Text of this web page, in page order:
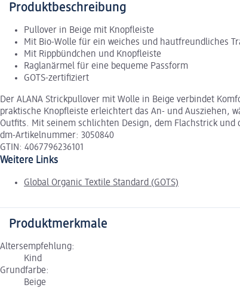
Produktbeschreibung
Pullover in Beige mit Knopfleiste
Mit Bio-Wolle für ein weiches und hautfreundliches
Mit Rippbündchen und Knopfleiste
Raglanärmel für eine bequeme Passform
GOTS-zertifiziert
Der ALANA Strickpullover mit Wolle in Beige verbindet
praktische Knopfleiste erleichtert das An- und Ausziehen,
Outfits. Mit seinem schlichten Design, dem Flachstrick
dm-Artikelnummer: 3050840
GTIN: 4067796236101
Weitere Links
Global Organic Textile Standard (GOTS)
Produktmerkmale
Altersempfehlung:
Kind
Grundfarbe:
Beige